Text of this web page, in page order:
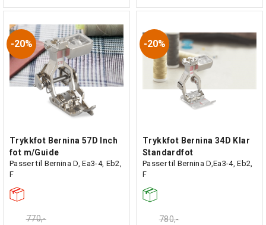
20%
Trykkfot Bernina 57D Inch
fot m/Guide
Passer til Bernina D, Ea3-4, Eb2,
F
770,-
20%
Trykkfot Bernina 34D Klar
Standardfot
Passer til Bernina D,Ea3-4, Eb2,
F
780,-